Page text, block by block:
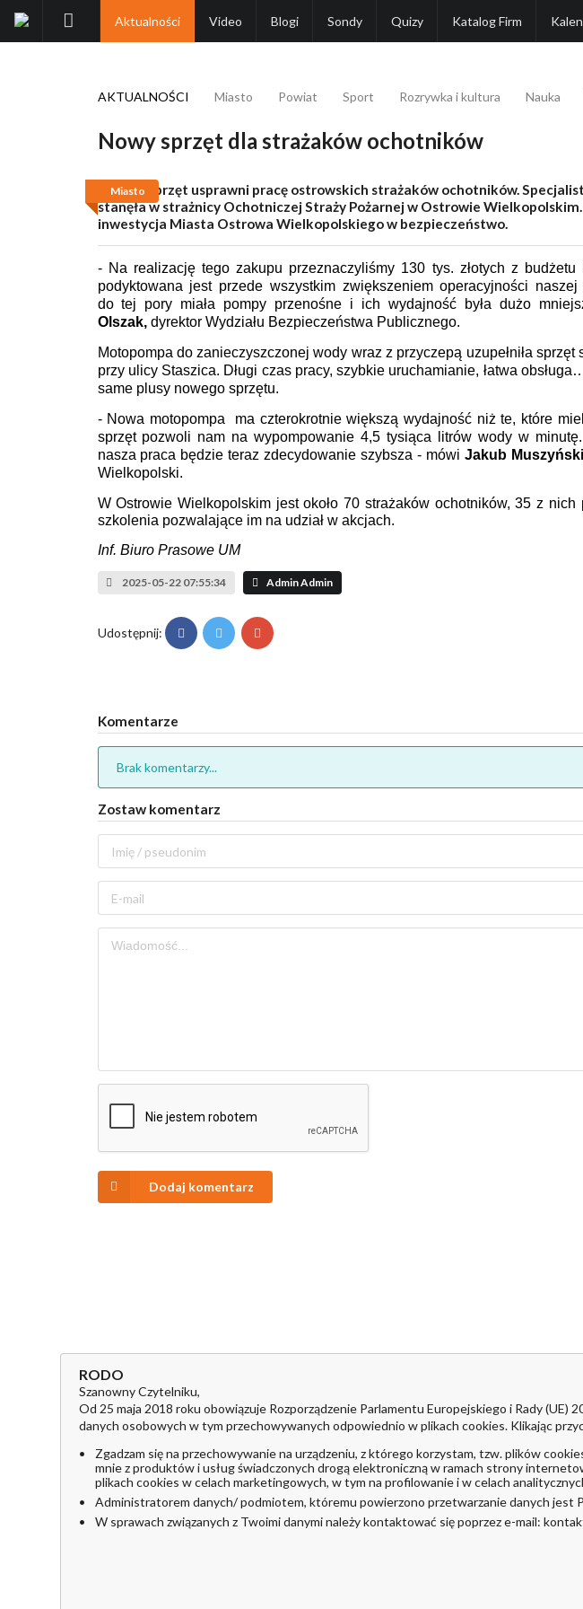
Aktualności Video Blogi Sondy Quizy Katalog Firm
AKTUALNOŚCI Miasto Powiat Sport Rozrywka i kultura Nauka
Nowy sprzęt dla strażaków ochotników
Miasto
Kolejny sprzęt usprawni pracę ostrowskich strażaków ochotników.
stanęła w strażnicy Ochotniczej Straży Pożarnej w Ostrowie
inwestycja Miasta Ostrowa Wielkopolskiego w bezpieczeństwo.
- Na realizację tego zakupu przeznaczyliśmy 130 tys. złotych z budżetu
podyktowana jest przede wszystkim zwiększeniem operacyjności
do tej pory miała pompy przenośne i ich wydajność była dużo
Olszak,dyrektor Wydziału Bezpieczeństwa Publicznego.
Motopompa do zanieczyszczonej wody wraz z przyczepą uzupełniła sprzęt
przy ulicy Staszica. Długi czas pracy, szybkie uruchamianie, łatwa
same plusy nowego sprzętu.
- Nowa motopompa ma czterokrotnie większą wydajność niż te, które
sprzęt pozwoli nam na wypompowanie 4,5 tysiąca litrów wody w
nasza praca będzie teraz zdecydowanie szybsza - mówi Jakub Muszyński
Wielkopolski.
W Ostrowie Wielkopolskim jest około 70 strażaków ochotników, 35 z
szkolenia pozwalające im na udział w akcjach.
Inf. Biuro Prasowe UM
2025-05-22 07:55:34 Admin Admin
Udostępnij:
Komentarze
Brak komentarzy...
Zostaw komentarz
Dodaj komentarz
Przedsiębiorstwo
Handlowe KaDa
[62 735 10 15, 62 592 11 60]
kada@kada.com.pl
Polecamy Szczegóły
RODO
Szanowny Czytelniku,
Od 25 maja 2018 roku obowiązuje Rozporządzenie Parlamentu Europejskiego i Rady
danych osobowych w tym przechowywanych odpowiednio w plikach cookies. Klikając
Zgadzam się na przechowywanie na urządzeniu, z którego korzystam, tzw. plików
mnie z produktów i usług świadczonych drogą elektroniczną w ramach strony
plikach cookies w celach marketingowych, w tym na profilowanie i w celach
Administratorem danych/ podmiotem, któremu powierzono przetwarzanie danych jest
W sprawach związanych z Twoimi danymi należy kontaktować się poprzez e-mail: